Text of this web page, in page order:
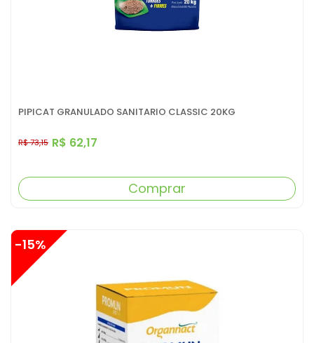
PIPICAT GRANULADO SANITARIO CLASSIC 20KG
R$ 62,17
R$ 73,15
Comprar
-15%